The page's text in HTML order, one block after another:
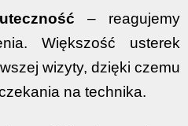
– reagujemy
Większość usterek
wizyty, dzięki czemu
na technika.